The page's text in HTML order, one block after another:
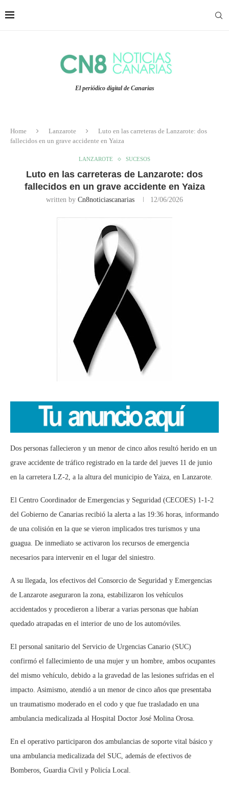
El periódico digital de Canarias
Home Lanzarote
Luto en las carreteras de Lanzarote: dos
fallecidos en un grave accidente en Yaiza
LANZAROTE SUCESOS
Luto en las carreteras de Lanzarote: dos
fallecidos en un grave accidente en Yaiza
written by Cn8noticiascanarias 12/06/2026
Dos personas fallecieron y un menor de cinco años resultó herido en un
grave accidente de tráfico registrado en la tarde del jueves 11 de junio
en la carretera LZ-2, a la altura del municipio de Yaiza, en Lanzarote.
El Centro Coordinador de Emergencias y Seguridad (CECOES) 1-1-2
del Gobierno de Canarias recibió la alerta a las 19:36 horas, informando
de una colisión en la que se vieron implicados tres turismos y una
guagua. De inmediato se activaron los recursos de emergencia
necesarios para intervenir en el lugar del siniestro.
A su llegada, los efectivos del Consorcio de Seguridad y Emergencias
de Lanzarote aseguraron la zona, estabilizaron los vehículos
accidentados y procedieron a liberar a varias personas que habían
quedado atrapadas en el interior de uno de los automóviles.
El personal sanitario del Servicio de Urgencias Canario (SUC)
confirmó el fallecimiento de una mujer y un hombre, ambos ocupantes
del mismo vehículo, debido a la gravedad de las lesiones sufridas en el
impacto. Asimismo, atendió a un menor de cinco años que presentaba
un traumatismo moderado en el codo y que fue trasladado en una
ambulancia medicalizada al Hospital Doctor José Molina Orosa.
En el operativo participaron dos ambulancias de soporte vital básico y
una ambulancia medicalizada del SUC, además de efectivos de
Bomberos, Guardia Civil y Policía Local.